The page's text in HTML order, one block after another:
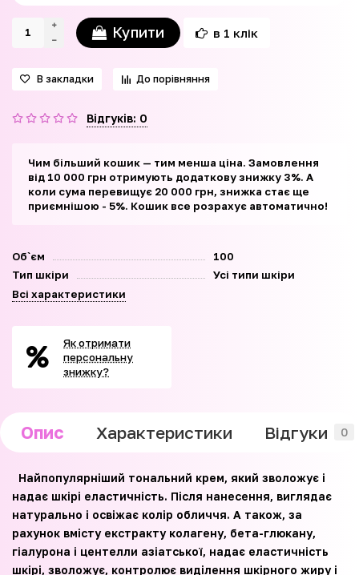
Купити в 1 клік
В закладки До порівняння
Відгуків: 0
Чим більший кошик — тим менша ціна. Замовлення
від 10 000 грн отримують додаткову знижку 3%. А
коли сума перевищує 20 000 грн, знижка стає ще
приємнішою - 5%. Кошик все розрахує автоматично!
Об`єм
100
Тип шкіри
Усі типи шкіри
Всі характеристики
Як отримати
персональну
знижку?
Опис Характеристики Відгуки 0
Найпопулярніший тональний крем, який зволожує і
надає шкірі еластичність. Після нанесення, виглядає
натурально і освіжає колір обличчя. А також, за
рахунок вмісту екстракту колагену, бета-глюкану,
гіалурона і центелли азіатської, надає еластичність
шкірі, зволожує, контролює виділення шкірного жиру і